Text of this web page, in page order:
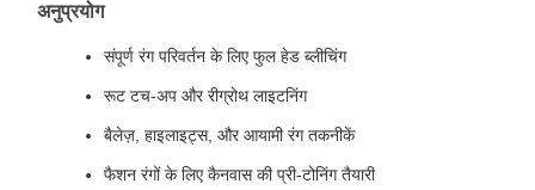
अनुप्रयोग
संपूर्ण रंग परिवर्तन के लिए फुल हेड ब्लीचिंग
रूट टच-अप और रीग्रोथ लाइटनिंग
बैलेज़, हाइलाइट्स, और आयामी रंग तकनीकें
फैशन रंगों के लिए कैनवास की प्री-टोनिंग तैयारी